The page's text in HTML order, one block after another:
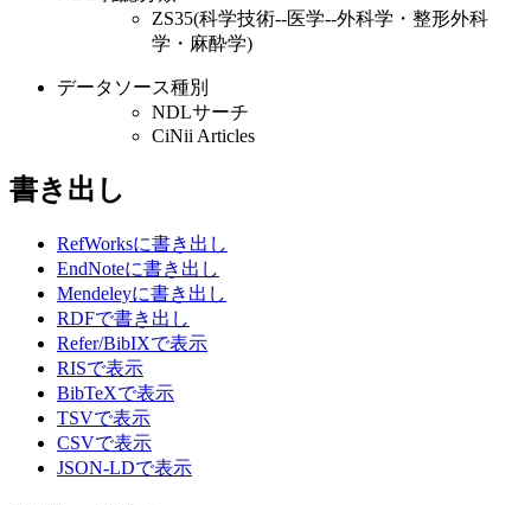
ZS35(科学技術--医学--外科学・整形外科
学・麻酔学)
データソース種別
NDLサーチ
CiNii Articles
書き出し
RefWorksに書き出し
EndNoteに書き出し
Mendeleyに書き出し
RDFで書き出し
Refer/BibIXで表示
RISで表示
BibTeXで表示
TSVで表示
CSVで表示
JSON-LDで表示